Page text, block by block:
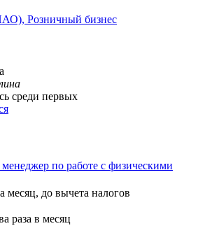
Розничный бизнес
среди первых
по работе с физическими
месяц, до вычета налогов
раза в месяц